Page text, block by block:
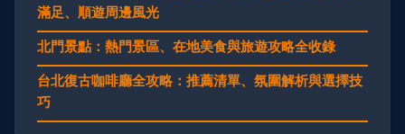
滿足、順遊周邊風光
北門景點：熱門景區、在地美食與旅遊攻略全收錄
台北復古咖啡廳全攻略：推薦清單、氛圍解析與選擇技
巧